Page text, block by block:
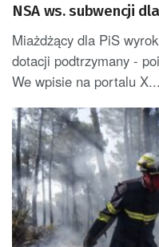
NSA ws. subwencji
Miażdżący dla PiS
dotacji podtrzymany -
We wpisie na portalu X...